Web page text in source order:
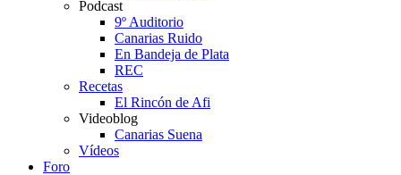
Podcast
9º Auditorio
Canarias Ruido
En Bandeja de Plata
REC
Recetas
El Rincón de Afi
Videoblog
Canarias Suena
Vídeos
Foro